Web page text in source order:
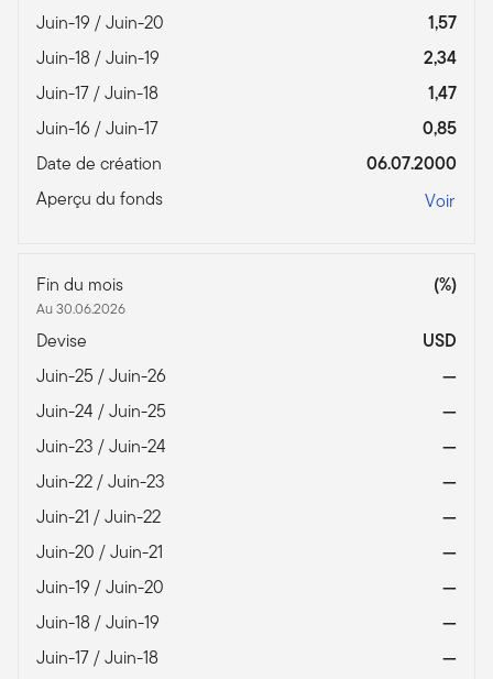
Juin-19 / Juin-20
1,57
Juin-18 / Juin-19
2,34
Juin-17 / Juin-18
1,47
Juin-16 / Juin-17
0,85
Date de création
06.07.2000
Aperçu du fonds
Voir
Fin du mois
Au 30.06.2026
(%)
Devise
USD
Juin-25 / Juin-26
—
Juin-24 / Juin-25
—
Juin-23 / Juin-24
—
Juin-22 / Juin-23
—
Juin-21 / Juin-22
—
Juin-20 / Juin-21
—
Juin-19 / Juin-20
—
Juin-18 / Juin-19
—
Juin-17 / Juin-18
—